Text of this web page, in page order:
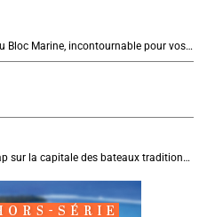
Équipez-vous de la nouvelle édition du Bloc Marine, incontournable pour vos prochaines navigations !
Douarnenez, en Bretagne : en août, cap sur la capitale des bateaux traditionnels et de la sardine